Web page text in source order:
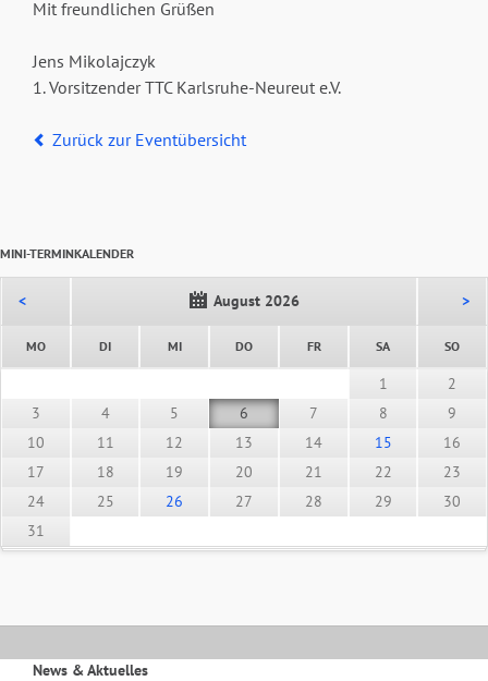
Mit freundlichen Grüßen
Jens Mikolajczyk
1. Vorsitzender TTC Karlsruhe-Neureut e.V.
Zurück zur Eventübersicht
MINI-TERMINKALENDER
< August 2026 >
MONTAG DIENSTAG MITTWOCH DONNERSTAGFREITAG SAMSTAG SO
1
2
3
4 5 6 7 8
9
10
11 12 13 14 15
16
17
18 19 20 21 22
23
24
25 26 27 28 29
30
31
News & Aktuelles